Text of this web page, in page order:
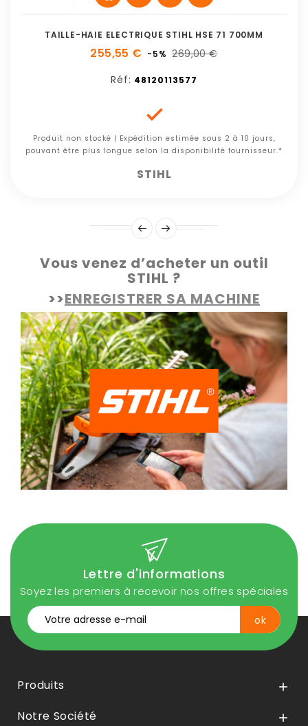
TAILLE-HAIE ELECTRIQUE STIHL HSE 71 700MM
255,55 € -5% 269,00 €
Réf: 48120113577

Produit non stocké | Expédition estimée sous 2 à 10 jours,
pouvant être plus longue selon la disponibilité fournisseur.*
STIHL
Vous venez d’acheter un outil
STIHL ?
>>ENREGISTRER SA MACHINE
Lettre d'informations
Soyez les premiers à recevoir nos offres spéciales
Produits 
Notre Société 